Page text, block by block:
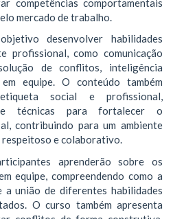
mercado de trabalho.
desenvolver habilidades
profissional, como comunicação
de conflitos, inteligência
equipe. O conteúdo também
social e profissional,
e técnicas para fortalecer o
contribuindo para um ambiente
e colaborativo.
aprenderão sobre os
equipe, compreendendo como a
a união de diferentes habilidades
O curso também apresenta